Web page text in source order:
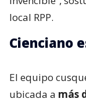
local RPP.
Cienciano
El equipo
ubicada a más